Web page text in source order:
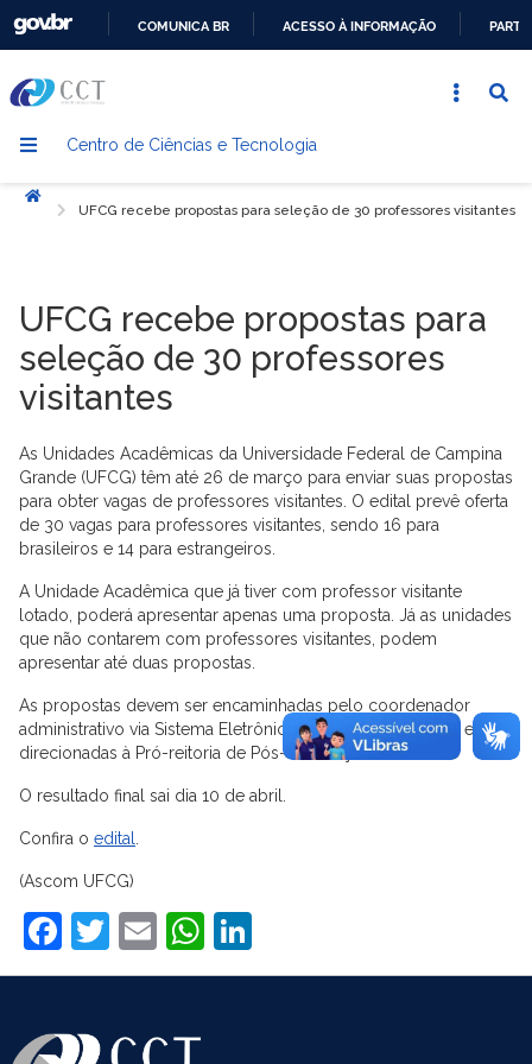
CONTEÚDO
COMUNICA BR ACESSO À INFORMAÇÃO
Centro de Ciências e Tecnologia
Início
UFCG recebe propostas para seleção de 30 professores visitantes
UFCG recebe propostas para
seleção de 30 professores
visitantes
As Unidades Acadêmicas da Universidade Federal de Campina
Grande (UFCG) têm até 26 de março para enviar suas propostas
para obter vagas de professores visitantes. O edital prevê oferta
de 30 vagas para professores visitantes, sendo 16 para
brasileiros e 14 para estrangeiros.
A Unidade Acadêmica que já tiver com professor visitante
lotado, poderá apresentar apenas uma proposta. Já as unidades
que não contarem com professores visitantes, podem
apresentar até duas propostas.
As propostas devem ser encaminhadas pelo coordenador
administrativo via Sistema Eletrônico de Informações (SEI) e
direcionadas à Pró-reitoria de Pós-Graduação (PRPG).
O resultado final sai dia 10 de abril.
Confira o edital
(Ascom UFCG)
Facebook
Twitter
EmailWhatsApp